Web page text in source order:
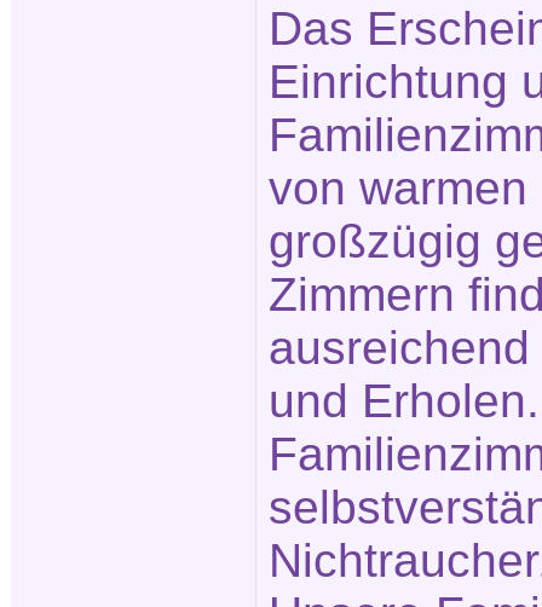
Das
Einrichtung
von
großzügig
Zimmern
und